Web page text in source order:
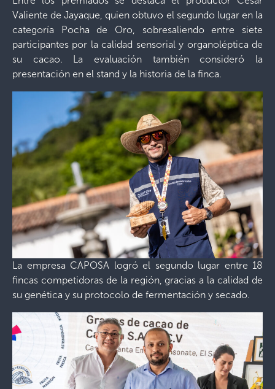
Valiente de Jayaque, quien obtuvo el segundo lugar en la
categoría Pocha de Oro, sobresaliendo entre siete
participantes por la calidad sensorial y organoléptica de
su cacao. La evaluación también consideró la
presentación en el stand y la historia de la finca.
La empresa CAPOSA logró el segundo lugar entre 18
fincas competidoras de la región, gracias a la calidad de
su genética y su protocolo de fermentación y secado.